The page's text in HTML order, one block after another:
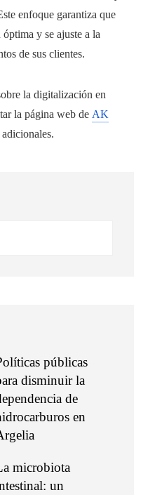
enfoque garantiza que
y se ajuste a la
de sus clientes.
la digitalización en
la página web de AK
públicas
disminuir la
de
en
microbiota
un